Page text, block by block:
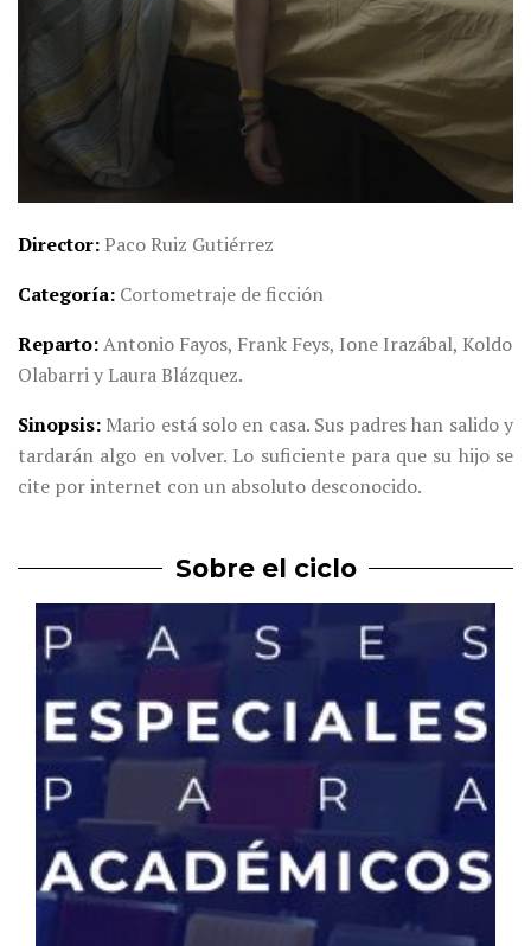
Director Paco Ruiz Gutiérrez
Categoría Cortometraje de ficción
Reparto Antonio Fayos, Frank Feys, Ione Irazábal, Koldo
Olabarri y Laura Blázquez.
Sinopsis Mario está solo en casa. Sus padres han salido y
tardarán algo en volver. Lo suficiente para que su hijo se
cite por internet con un absoluto desconocido.
Sobre el ciclo